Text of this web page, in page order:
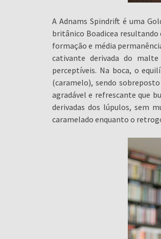
A Adnams Spindrift é uma
britânico Boadicea resultando
formação e média
cativante derivada do
perceptíveis. Na boca, o
(caramelo), sendo
agradável e refrescante que
derivadas dos lúpulos, sem
caramelado enquanto o